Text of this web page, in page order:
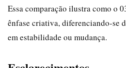
Essa comparação ilustra como o
ênfase criativa, diferenciando-se
em estabilidade ou mudança.